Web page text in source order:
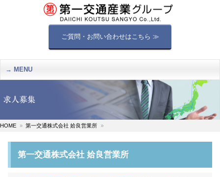
ご質問・お問い合わせはこちら ≫
MENU
HOME 第一交通株式会社 姶良営業所
第一交通株式会社 姶良営業所